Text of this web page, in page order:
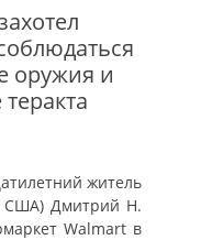
оружия и
житель
США) Дмитрий Н.
Walmart в